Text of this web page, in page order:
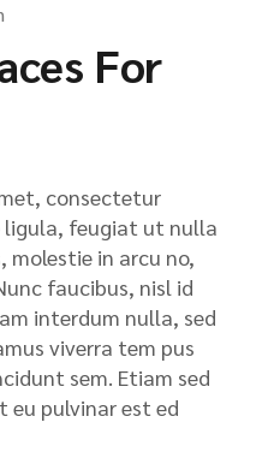
For
consectetur
ligula, feugiat ut nulla
in arcu no,
faucibus, nisl id
interdum nulla, sed
viverra tem pus
sem. Etiam sed
eu pulvinar est ed